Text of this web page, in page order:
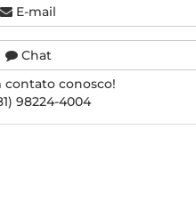
E-mail
Chat
contato conosco!
98224-4004